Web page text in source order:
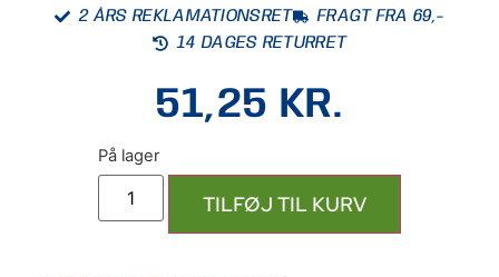
2 ÅRS REKLAMATIONSRET
FRAGT FRA 69,-
14 DAGES RETURRET
51,25 KR.
TILFØJ TIL KURV